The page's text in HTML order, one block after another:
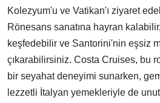
Kolezyum'u ve Vatikan'ı ziyaret
Rönesans sanatına hayran
keşfedebilir ve Santorini'nin eşsiz
çıkarabilirsiniz. Costa Cruises, bu
bir seyahat deneyimi sunarken,
lezzetli İtalyan yemekleriyle de